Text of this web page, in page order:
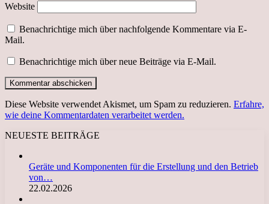
Website
Benachrichtige mich über nachfolgende Kommentare via E-
Mail.
Benachrichtige mich über neue Beiträge via E-Mail.
Diese Website verwendet Akismet, um Spam zu reduzieren. Erfahre,
wie deine Kommentardaten verarbeitet werden.
NEUESTE BEITRÄGE
Geräte und Komponenten für die Erstellung und den Betrieb
von…
22.02.2026